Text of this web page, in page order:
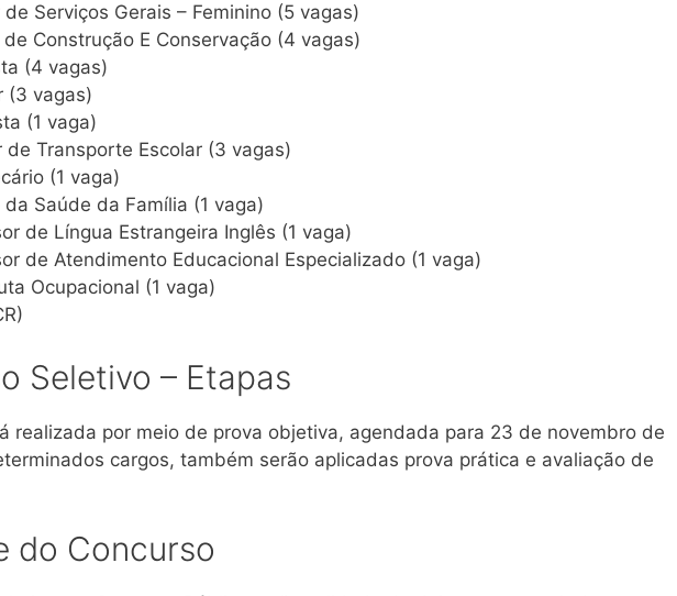
Serviços Gerais – Feminino (5 vagas)
Construção E Conservação (4 vagas)
(4 vagas)
(3 vagas)
(1 vaga)
de Transporte Escolar (3 vagas)
(1 vaga)
da Saúde da Família (1 vaga)
de Língua Estrangeira Inglês (1 vaga)
de Atendimento Educacional Especializado (1 vaga)
Ocupacional (1 vaga)
Seletivo – Etapas
realizada por meio de prova objetiva, agendada para 23 de novembro de
cargos, também serão aplicadas prova prática e avaliação de
do Concurso